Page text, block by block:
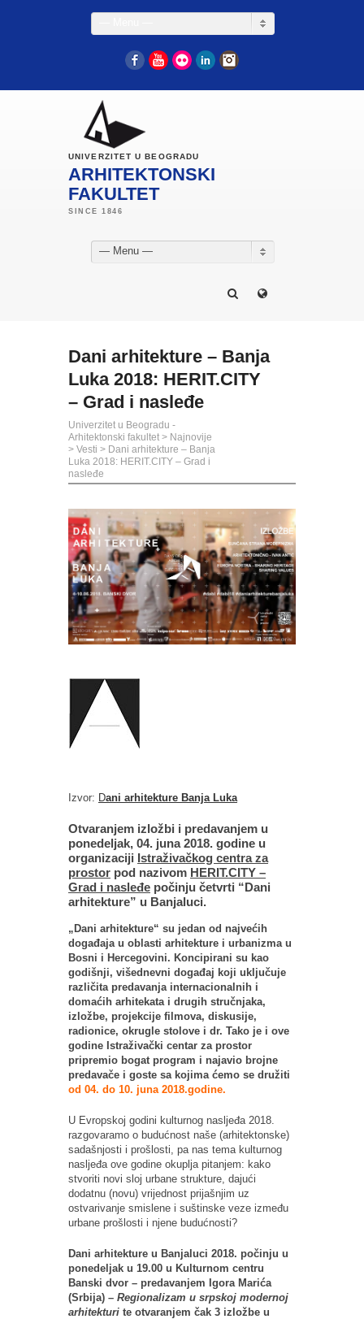
FacebookYouTube
Flickr LinkedIn
UNIVERZITET U BEOGRADU
ARHITEKTONSKI
FAKULTET
— Menu —
Dani arhitekture – Banja
Luka 2018: HERIT.CITY
– Grad i nasleđe
Univerzitet u Beogradu -
Arhitektonski fakultet > Najnovije
> Vesti > Dani arhitekture – Banja
Luka 2018: HERIT.CITY – Grad i
nasleđe
Izvor: Dani arhitekture Banja Luka
Otvaranjem izložbi i predavanjem u
ponedeljak, 04. juna 2018. godine u
organizaciji Istraživačkog centra za
prostor pod nazivom HERIT.CITY –
Grad i nasleđe počinju četvrti “Dani
arhitekture” u Banjaluci.
„Dani arhitekture“ su jedan od najvećih
događaja u oblasti arhitekture i urbanizma u
Bosni i Hercegovini. Koncipirani su kao
godišnji, višednevni događaj koji uključuje
različita predavanja internacionalnih i
domaćih arhitekata i drugih stručnjaka,
izložbe, projekcije filmova, diskusije,
radionice, okrugle stolove i dr. Tako je i ove
godine Istraživački centar za prostor
pripremio bogat program i najavio brojne
predavače i goste sa kojima ćemo se družiti
od 04. do 10. juna 2018.godine.
U Evropskoj godini kulturnog nasljeđa 2018.
razgovaramo o budućnost naše (arhitektonske)
sadašnjosti i prošlosti, pa nas tema kulturnog
nasljeđa ove godine okuplja pitanjem: kako
stvoriti novi sloj urbane strukture, dajući
dodatnu (novu) vrijednost prijašnjim uz
ostvarivanje smislene i suštinske veze između
urbane prošlosti i njene budućnosti?
Dani arhitekture u Banjaluci 2018. počinju u
ponedeljak u 19.00 u Kulturnom centru
Banski dvor – predavanjem Igora Marića
(Srbija) – Regionalizam u srpskoj modernoj
arhitekturi te otvaranjem čak 3 izložbe u